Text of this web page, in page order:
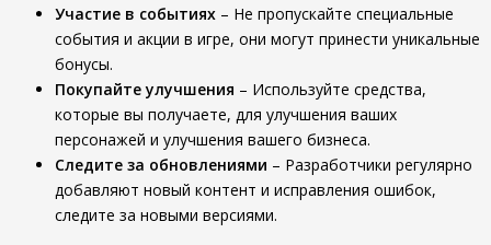
Участие в событиях – Не пропускайте специальные
события и акции в игре, они могут принести уникальные
бонусы.
Покупайте улучшения – Используйте средства,
которые вы получаете, для улучшения ваших
персонажей и улучшения вашего бизнеса.
Следите за обновлениями – Разработчики регулярно
добавляют новый контент и исправления ошибок,
следите за новыми версиями.